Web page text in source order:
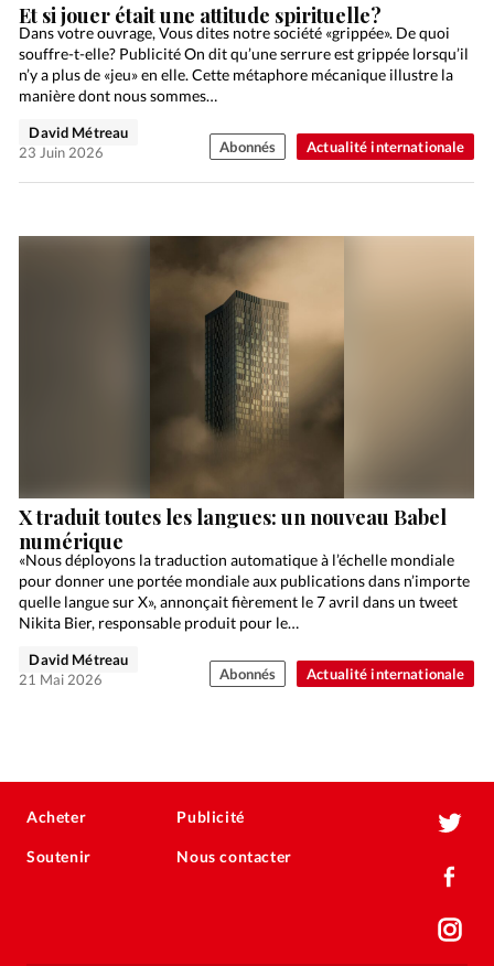
Actualité internationale
Et si jouer était une attitude spirituelle?
Dans votre ouvrage, Vous dites notre société «grippée». De quoi
souffre-t-elle? Publicité On dit qu’une serrure est grippée lorsqu’il
n’y a plus de «jeu» en elle. Cette métaphore mécanique illustre la
manière dont nous sommes…
David Métreau
23 Juin 2026
Abonnés
Actualité internationale
X traduit toutes les langues: un nouveau Babel
numérique
«Nous déployons la traduction automatique à l’échelle mondiale
pour donner une portée mondiale aux publications dans n’importe
quelle langue sur X», annonçait fièrement le 7 avril dans un tweet
Nikita Bier, responsable produit pour le…
David Métreau
21 Mai 2026
Abonnés
Acheter
Soutenir
Publicité
Nous contacter